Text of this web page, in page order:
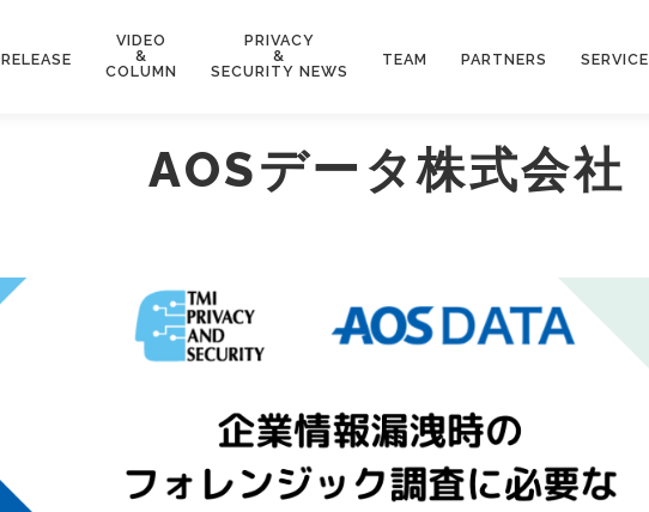
RELEASE
VIDEO
&
COLUMN
PRIVACY
&
SECURITY NEWS
TEAM PARTNERS SERVICE
AOSデータ株式会社